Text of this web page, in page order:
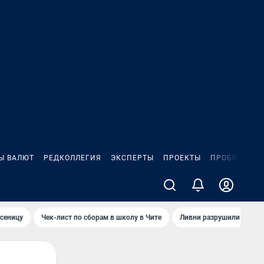
ВАЛЮТ РЕДКОЛЛЕГИЯ ЭКСПЕРТЫ ПРОЕКТЫ ПРОБКИ
Чек-лист по сборам в школу в Чите Ливни разрушили